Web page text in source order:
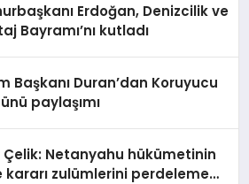
Erdoğan, Denizcilik ve
Bayramı’nı kutladı
Başkanı Duran’dan Koruyucu
paylaşımı
Çelik: Netanyahu hükümetinin
kararı zulümlerini perdeleme